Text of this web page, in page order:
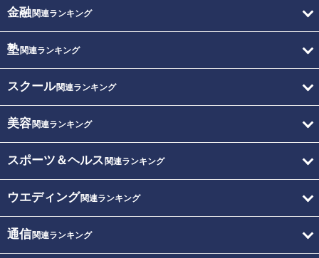
金融関連ランキング
塾関連ランキング
スクール関連ランキング
美容関連ランキング
スポーツ＆ヘルス 関連ランキング
ウエディング関連ランキング
通信関連ランキング